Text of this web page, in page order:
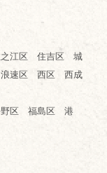
江区 住吉区 城
速区 西区 西成
区 福島区 港